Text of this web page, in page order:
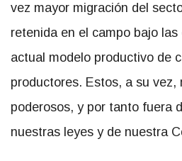
vez mayor migración del
retenida en el campo bajo las
actual modelo productivo de
productores. Estos, a su vez,
poderosos, y por tanto fuera
nuestras leyes y de nuestra